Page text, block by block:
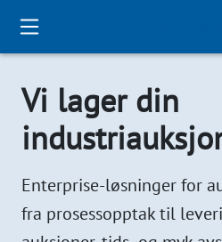
Vi lager din
Enterprise-løsninger for
fra prosessopptak til